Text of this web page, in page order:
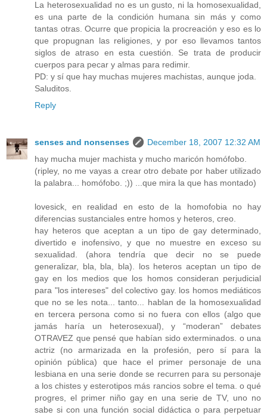
La heterosexualidad no es un gusto, ni la homosexualidad,
es una parte de la condición humana sin más y como
tantas otras. Ocurre que propicia la procreación y eso es lo
que propugnan las religiones, y por eso llevamos tantos
siglos de atraso en esta cuestión. Se trata de producir
cuerpos para pecar y almas para redimir.
PD: y sí que hay muchas mujeres machistas, aunque joda.
Saluditos.
Reply
senses and nonsenses
December 18, 2007 12:32 AM
hay mucha mujer machista y mucho maricón homófobo.
(ripley, no me vayas a crear otro debate por haber utilizado
la palabra... homófobo. ;)) ...que mira la que has montado)
lovesick, en realidad en esto de la homofobia no hay
diferencias sustanciales entre homos y heteros, creo.
hay heteros que aceptan a un tipo de gay determinado,
divertido e inofensivo, y que no muestre en exceso su
sexualidad. (ahora tendría que decir no se puede
generalizar, bla, bla, bla). los heteros aceptan un tipo de
gay en los medios que los homos consideran perjudicial
para "los intereses" del colectivo gay. los homos mediáticos
que no se les nota... tanto... hablan de la homosexualidad
en tercera persona como si no fuera con ellos (algo que
jamás haría un heterosexual), y “moderan” debates
OTRAVEZ que pensé que habían sido exterminados. o una
actriz (no armarizada en la profesión, pero sí para la
opinión pública) que hace el primer personaje de una
lesbiana en una serie donde se recurren para su personaje
a los chistes y esterotipos más rancios sobre el tema. o qué
progres, el primer niño gay en una serie de TV, uno no
sabe si con una función social didáctica o para perpetuar